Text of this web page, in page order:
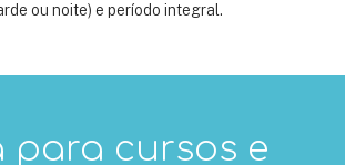
ou noite) e período integral.
para cursos e